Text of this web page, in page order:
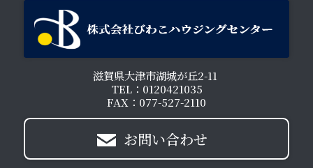
滋賀県大津市湖城が丘2-11
TEL：0120421035
FAX：077-527-2110
お問い合わせ